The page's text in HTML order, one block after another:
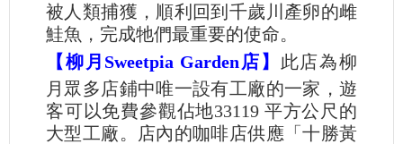
被人類捕獲，順利回到千歲川產卵的雌
鮭魚，完成牠們最重要的使命。
【柳月Sweetpia Garden店】 此店為柳
月眾多店鋪中唯一設有工廠的一家，遊
客可以免費參觀佔地33119 平方公尺的
大型工廠。店內的咖啡店供應「十勝黃